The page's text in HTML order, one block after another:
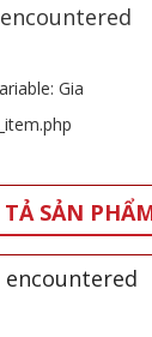
Gia
SẢN
encountered